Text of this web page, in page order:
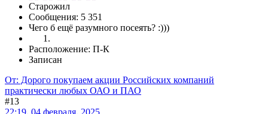
Старожил
Сообщения: 5 351
Чего б ещё разумного посеять? :)))
Расположение: П-К
Записан
От: Дорого покупаем акции Российских компаний
практически любых ОАО и ПАО
#13
22:19, 04 февраля, 2025